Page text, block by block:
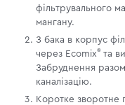
фільтрувального
мангану.
З бака в корпус
через Ecomix®та
Забруднення
каналізацію.
Коротке зворотне